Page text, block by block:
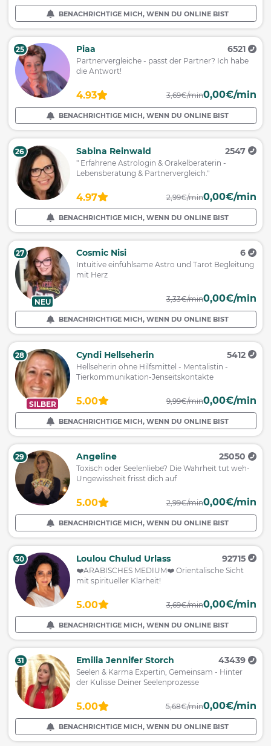
BENACHRICHTIGE MICH, WENN DU ONLINE BIST
25 Piaa 6521
Partnervergleiche - passt der Partner? Ich habe
die Antwort!
4.93 3,69€/min0,00€/min
BENACHRICHTIGE MICH, WENN DU ONLINE BIST
26 Sabina Reinwald 2547
" Erfahrene Astrologin & Orakelberaterin -
Lebensberatung & Partnervergleich."
4.97 2,99€/min0,00€/min
BENACHRICHTIGE MICH, WENN DU ONLINE BIST
NEU
27 Cosmic Nisi 6
Intuitive einfühlsame Astro und Tarot Begleitung
mit Herz
3,33€/min0,00€/min
BENACHRICHTIGE MICH, WENN DU ONLINE BIST
SILBER
28 Cyndi Hellseherin 5412
Hellseherin ohne Hilfsmittel - Mentalistin -
Tierkommunikation-Jenseitskontakte
5.00 9,99€/min0,00€/min
BENACHRICHTIGE MICH, WENN DU ONLINE BIST
29 Angeline 25050
Toxisch oder Seelenliebe? Die Wahrheit tut weh-
Ungewissheit frisst dich auf
5.00 2,99€/min0,00€/min
BENACHRICHTIGE MICH, WENN DU ONLINE BIST
30 Loulou Chulud Urlass 92715
❤️ARABISCHES MEDIUM❤️ Orientalische Sicht
mit spiritueller Klarheit!
5.00 3,69€/min0,00€/min
BENACHRICHTIGE MICH, WENN DU ONLINE BIST
31 Emilia Jennifer Storch 43439
Seelen & Karma Expertin, Gemeinsam - Hinter
der Kulisse Deiner Seelenprozesse
5.00 5,68€/min0,00€/min
BENACHRICHTIGE MICH, WENN DU ONLINE BIST